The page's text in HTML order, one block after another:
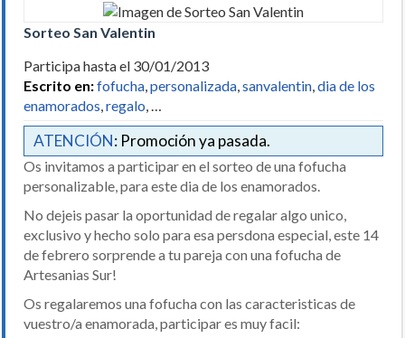
Sorteo San Valentin
Participa hasta el 30/01/2013
Escrito en:fofucha personalizada sanvalentin dia de los
enamorados regalo
ATENCIÓN: Promoción ya pasada.
Os invitamos a participar en el sorteo de una fofucha
personalizable, para este dia de los enamorados.
No dejeis pasar la oportunidad de regalar algo unico,
exclusivo y hecho solo para esa persdona especial, este 14
de febrero sorprende a tu pareja con una fofucha de
Artesanias Sur!
Os regalaremos una fofucha con las caracteristicas de
vuestro/a enamorada, participar es muy facil: